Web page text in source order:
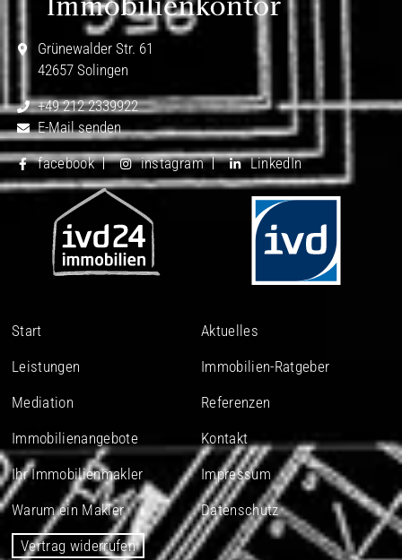
Grünewalder Str. 61
42657 Solingen
+49 212 2339922
E-Mail senden
facebook
instagram LinkedIn
Start
Aktuelles
Leistungen
Immobilien-Ratgeber
Mediation
Referenzen
Immobilienangebote
Kontakt
Ihr Immobilienmakler
Impressum
Warum ein Makler
Datenschutz
Vertrag widerrufen